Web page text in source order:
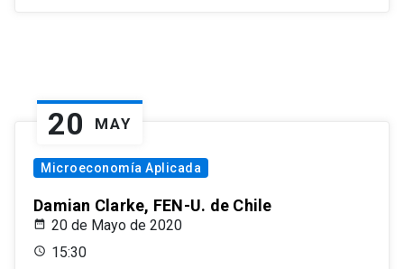
20 MAY
Microeconomía Aplicada
Damian Clarke, FEN-U. de Chile
20 de Mayo de 2020
15:30